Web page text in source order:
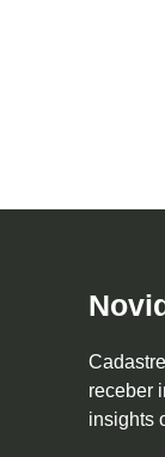
receber
insights